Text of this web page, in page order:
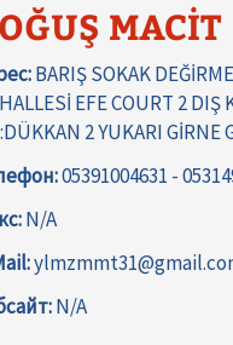
MACİT
BARIŞ SOKAK
EFE COURT 2 DIŞ
2 YUKARI GİRNE
05391004631 -
N/A
N/A